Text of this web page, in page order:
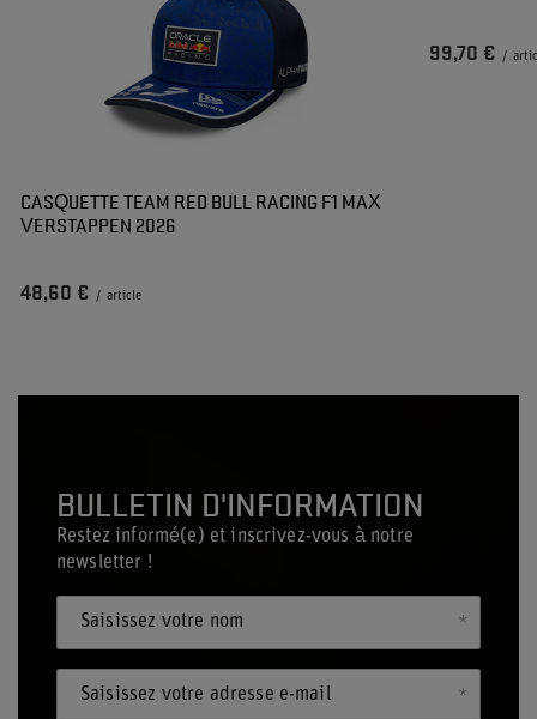
CASQUETTE TEAM RED BULL RACING F1 MAX
VERSTAPPEN 2026
48,60 € / article
99,70 € /
BULLETIN D'INFORMATION
Restez informé(e) et inscrivez-vous à notre
newsletter !
Saisissez votre nom
Saisissez votre adresse e-mail